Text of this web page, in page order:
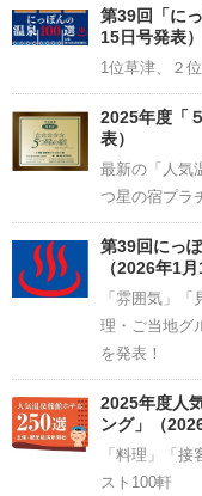
第39回「に
15日号発表）
1位草津、２
2025年度「
表）
最新の「人気
つ星の宿プラ
第39回にっ
（2026年1
「雰囲気」
理・ご当地グ
を発表！
2025年度人
ング」（
「料理」「
スト100軒